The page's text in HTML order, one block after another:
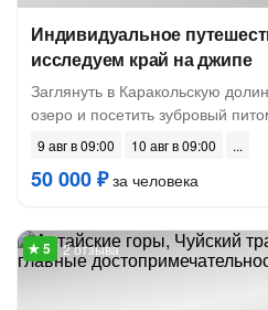
Индивидуальное
исследуем край на джипе
Заглянуть в Каракольскую
озеро и посетить зубровый
9 авг в 09:00 10 авг в 09:00
50 000 ₽за человека
2 отзыва